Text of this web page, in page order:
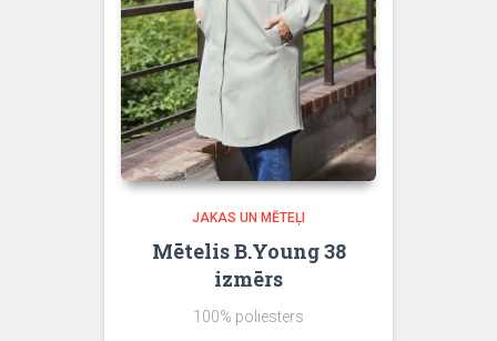
JAKAS UN MĒTEĻI
Mētelis B.Young 38
izmērs
100% poliesters